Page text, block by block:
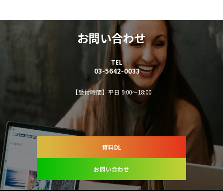
お問い合わせ
TEL
03-5642-0033
【受付時間】平日 9:00～18:00
お問い合わせ
資料DL